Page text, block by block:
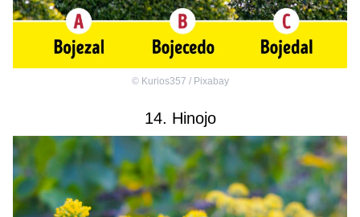
© Kurios357 / Pixabay
14. Hinojo